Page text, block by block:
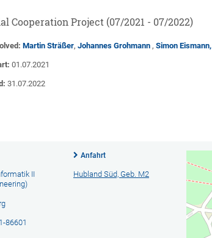
Cooperation Project (07/2021 - 07/2022)
Martin Sträßer,Johannes Grohmann ,Simon Eismann,
01.07.2021
31.07.2022
II
86601
Anfahrt
Hubland Süd, Geb. M2